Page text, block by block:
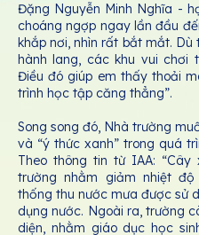
Đặng Nguyễn Minh Nghĩa -
choáng ngợp ngay lần đầu
khắp nơi, nhìn rất bắt mắt.
hành lang, các khu vui chơi
Điều đó giúp em thấy thoải
trình học tập căng thẳng”.
Song song đó, Nhà trường
và “ý thức xanh” trong quá
Theo thông tin từ IAA:
trường nhằm giảm nhiệt
thống thu nước mưa được sử
dụng nước. Ngoài ra, trường
diện, nhằm giáo dục học